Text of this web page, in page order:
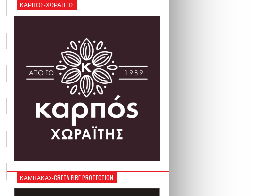
ΚΑΡΠΟΣ-ΧΩΡΑΪΤΗΣ
ΚΑΜΠΑΚΑΣ-CRETA FIRE PROTECTION